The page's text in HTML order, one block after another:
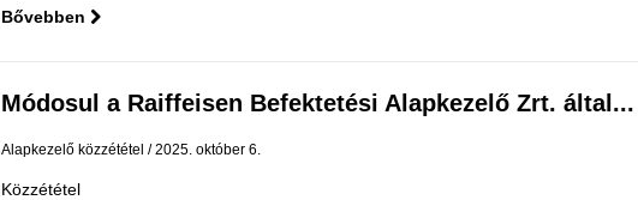
Bővebben
Módosul a Raiffeisen Befektetési Alapkezelő Zrt. által...
Alapkezelő közzététel 2025. október 6.
Közzététel